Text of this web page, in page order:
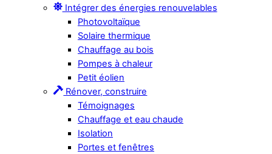
Intégrer des énergies renouvelables
Photovoltaïque
Solaire thermique
Chauffage au bois
Pompes à chaleur
Petit éolien
Rénover, construire
Témoignages
Chauffage et eau chaude
Isolation
Portes et fenêtres